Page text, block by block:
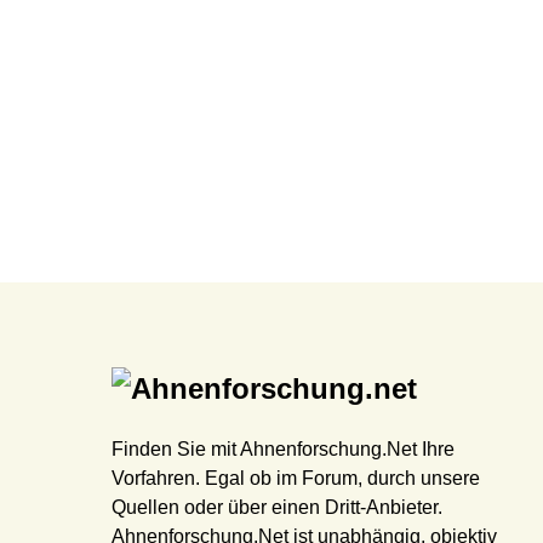
Finden Sie mit Ahnenforschung.Net Ihre
Vorfahren. Egal ob im Forum, durch unsere
Quellen oder über einen Dritt-Anbieter.
Ahnenforschung.Net ist unabhängig, objektiv